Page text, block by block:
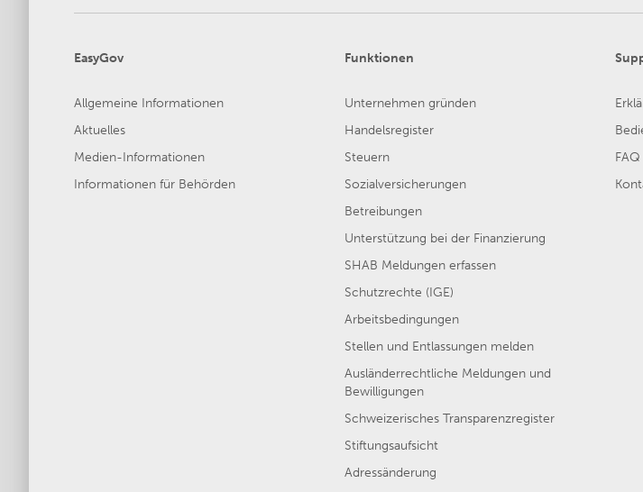
EasyGov
Allgemeine Informationen
Aktuelles
Medien-Informationen
Informationen für Behörden
Funktionen
Unternehmen gründen
Handelsregister
Steuern
Sozialversicherungen
Betreibungen
Unterstützung bei der Finanzierung
SHAB Meldungen erfassen
Schutzrechte (IGE)
Arbeitsbedingungen
Stellen und Entlassungen melden
Ausländerrechtliche Meldungen und
Bewilligungen
Schweizerisches Transparenzregister
Stiftungsaufsicht
Adressänderung
FAQ